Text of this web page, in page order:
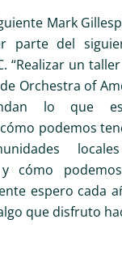
Mark
parte del
“Realizar un
Orchestra of
lo que
podemos
y cómo
espero cada
que disfruto